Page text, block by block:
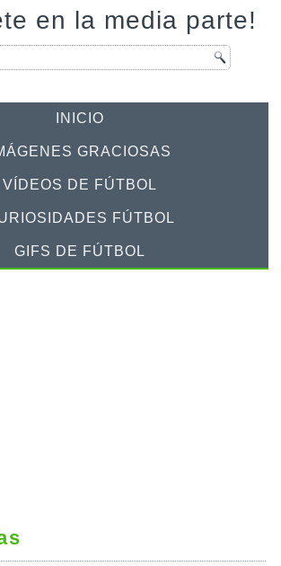
en la media parte!
INICIO
GRACIOSAS
VÍDEOS DE FÚTBOL
FÚTBOL
GIFS DE FÚTBOL